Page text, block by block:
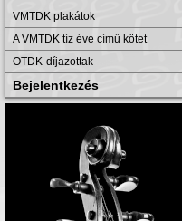
VMTDK plakátok
A VMTDK tíz éve című kötet
OTDK-díjazottak
Bejelentkezés